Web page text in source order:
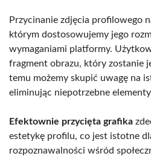
Przycinanie zdjęcia profilowego
którym dostosowujemy jego
wymaganiami platformy.
fragment obrazu, który zostanie
temu możemy skupić uwagę na
eliminując niepotrzebne
Efektownie przycięta grafika
estetykę profilu, co jest istotne
rozpoznawalności wśród